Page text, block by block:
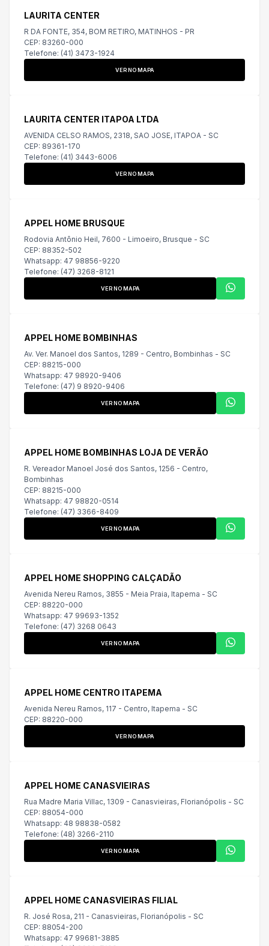
LAURITA CENTER
R DA FONTE, 354, BOM RETIRO, MATINHOS - PR
CEP: 83260-000
Telefone: (41) 3473-1924
VER NO MAPA
LAURITA CENTER ITAPOA LTDA
AVENIDA CELSO RAMOS, 2318, SAO JOSE, ITAPOA - SC
CEP: 89361-170
Telefone: (41) 3443-6006
VER NO MAPA
APPEL HOME BRUSQUE
Rodovia Antônio Heil, 7600 - Limoeiro, Brusque - SC
CEP: 88352-502
Whatsapp: 47 98856-9220
Telefone: (47) 3268-8121
VER NO MAPA
APPEL HOME BOMBINHAS
Av. Ver. Manoel dos Santos, 1289 - Centro, Bombinhas - SC
CEP: 88215-000
Whatsapp: 47 98920-9406
Telefone: (47) 9 8920-9406
VER NO MAPA
APPEL HOME BOMBINHAS LOJA DE VERÃO
R. Vereador Manoel José dos Santos, 1256 - Centro,
Bombinhas
CEP: 88215-000
Whatsapp: 47 98820-0514
Telefone: (47) 3366-8409
VER NO MAPA
APPEL HOME SHOPPING CALÇADÃO
Avenida Nereu Ramos, 3855 - Meia Praia, Itapema - SC
CEP: 88220-000
Whatsapp: 47 99693-1352
Telefone: (47) 3268 0643
VER NO MAPA
APPEL HOME CENTRO ITAPEMA
Avenida Nereu Ramos, 117 - Centro, Itapema - SC
CEP: 88220-000
VER NO MAPA
APPEL HOME CANASVIEIRAS
Rua Madre Maria Villac, 1309 - Canasvieiras, Florianópolis - SC
CEP: 88054-000
Whatsapp: 48 98838-0582
Telefone: (48) 3266-2110
VER NO MAPA
APPEL HOME CANASVIEIRAS FILIAL
R. José Rosa, 211 - Canasvieiras, Florianópolis - SC
CEP: 88054-200
Whatsapp: 47 99681-3885